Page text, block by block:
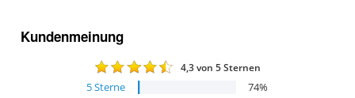
Kundenmeinung
4,3von 5 Sternen
5Sterne 74%